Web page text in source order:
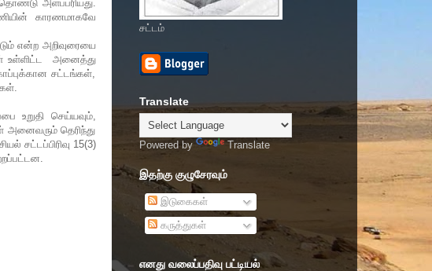
தொண்டு அளப்பரியது.
காரணமாகவே
என்ற அறிவுரையை
உள்ளிட்ட அனைத்து
சட்டங்கள்,
உறுதி செய்யவும்,
அனைவரும் தெரிந்து
சட்டப்பிரிவு 15(3)
சட்டம்
Translate
Powered by Translate
இதற்கு குழுசேரவும்
இடுகைகள்
கருத்துகள்
எனது வலைப்பதிவு பட்டியல்